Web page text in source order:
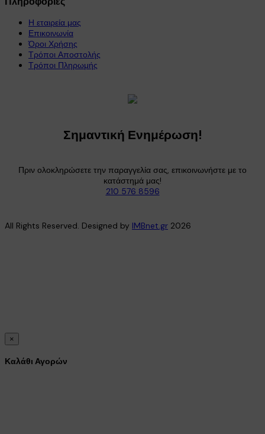
Η εταιρεία μας
Επικοινωνία
Όροι Χρήσης
Τρόποι Αποστολής
Τρόποι Πληρωμής
Σημαντική Ενημέρωση!
Πριν ολοκληρώσετε την παραγγελία σας, επικοινωνήστε με το
κατάστημά μας!
210 576 8596
All Rights Reserved. Designed by IMBnet.gr 2026
×
Καλάθι Αγορών